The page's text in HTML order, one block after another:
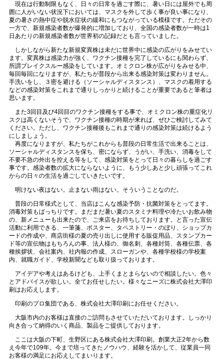
現在は行動制限もなく、日々の日常を過ごす際に、暑い日には屋外でも周
囲に人がいない状況下においては、マスクを外して歩く事が良い事になり、
夏の暑さの熱中症や脱水症状の緩和にもつながっている模様です。ただその
一方で、新規感染者数が爆発的に増加しており、全国の感染者数が一時は1
日あたりの新規感染者数が世界初の記録だとも言っていました。
しかしながら新たな新規変異株は未だに世界中に感染の広がりをみせてい
ます。変異株は感染力が強く、ワクチン接種を完了しているにも関わらず、
所謂ブレイクスルー感染をしています。オミクロン株が広がりをみせる中、
毎回毎回になりますが、私たちが普段から出来る感染対策は変わりません。
手洗いをし、３密を避ける（ソーシャルディスタンス）、マスクの着用する
などの感染対策をこれまで通りしっかりと続けることが重要であると筆者は
思います。
また3回目及び4回目のワクチン接種をする事で、オミクロン株の重症化リ
スクは高くないそうで、ワクチン接種の時期が来れば、ぜひご検討してみて
ください。ただし、ワクチン接種後もこれまで通りの感染対策は続けるよう
にしましょう。
再度になりますが、私たちがこれからも普段の日常生活で出来ることは、
ソーシャルディスタンスを保ち、密にならず、うがい、手洗い、消毒をして
不要不急の外出を控える等をして、感染対策をとって日々の暮らしを過ごす
事です。感染者数の拡大にならないように、もう少しあと少し頑張ってこれ
からの日々の生活を過ごしていきたいです。
明けない夜はない。止まない雨はない。そういうことなのだ。
普段の日常様式として、当店はこんな感染予防・抗菌対策をとってます。
消毒対策もばっちりです。まだまだ暑い夏のスタミナ料理や冷たいお飲み物
の、新メニューも出来たので、ご来店をお待ちしております。と言った宣伝
活動に利用できる、一筆箋、ポスター、タペストリー・のぼり、ショップカ
ードの作成や、商店街様の夏の売り出しに使用する販促用品、スタンプカー
ド等の宣伝物はもちろんの事、法人様の、御名刺、各種封筒、各種伝票、各
種挨拶状、会社案内、社内報の作成、スローガンや、各種学校様の学校案
内、就職ガイド、学校新聞なども取り扱っております。
アイデアや考えはあるけども、上手くまとまらないので相談したい。色々
とアドバイスが欲しい。全てお任せしたい。様々なニーズに株式会社大澤印
刷はお応えします。
印刷のプロ集団である、株式会社大澤印刷にお任せください。
大阪市内のお客様は直接のご訪問もさせていただいております。しっかり
向き合って納得のいく商品、製品をご提供しております。
ここは大阪の下町、生野区にある株式会社大澤印刷。創業大正2年から数
え今年で109年。今まで培ってきたノウハウ、経験を活かして、従業員一同
お客様の満足にお応えしてまいります。